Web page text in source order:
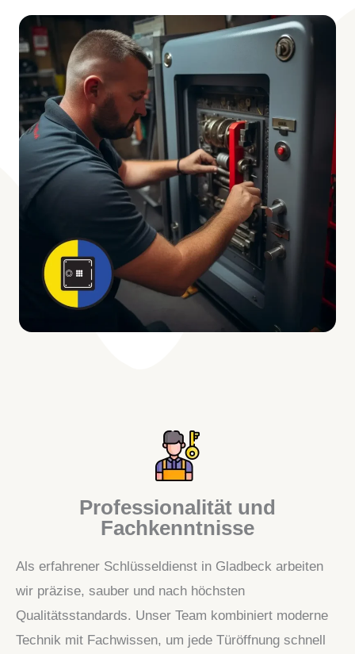
Professionalität und
Fachkenntnisse
Als erfahrener Schlüsseldienst in Gladbeck arbeiten
wir präzise, sauber und nach höchsten
Qualitätsstandards. Unser Team kombiniert moderne
Technik mit Fachwissen, um jede Türöffnung schnell